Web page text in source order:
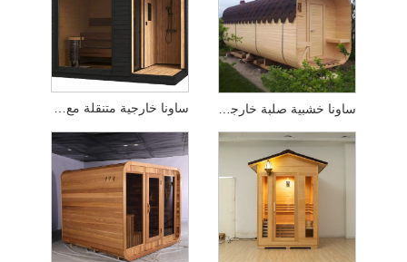
ساونا خشبية صلبة خارجية واسعة النطاق